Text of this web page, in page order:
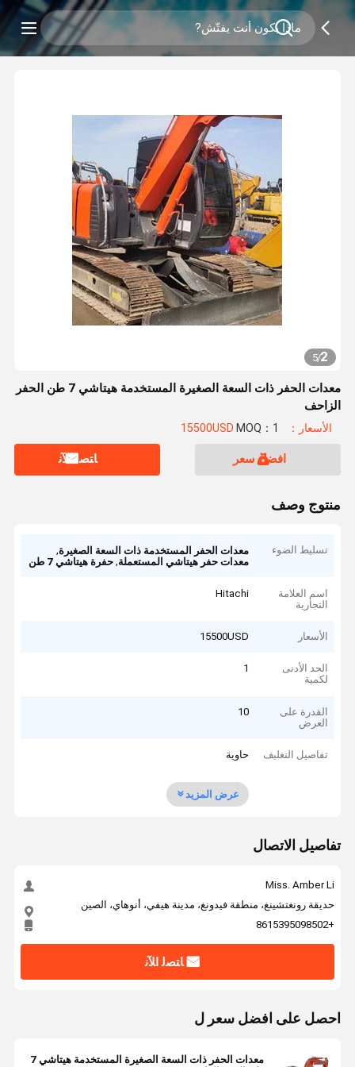
2
/
5
معدات الحفر ذات السعة الصغيرة المستخدمة هيتاشي 7 طن الحفر
الزاحف
الأسعار：15500USD MOQ：1
افضل سعر ﺎﺘﺼﻟ ﺍﻶﻧ
منتوج وصف
تسليط الضوء معدات الحفر المستخدمة ذات السعة الصغيرة,
معدات حفر هيتاشي المستعملة,حفرة هيتاشي 7 طن
اسم العلامة
التجارية
Hitachi
الأسعار 15500USD
الحد الأدنى
لكمية
1
القدرة على
العرض
10
تفاصيل التغليف حاوية
عرض المزيد
تفاصيل الاتصال
Miss. Amber Li
حديقة رونغتشينغ، منطقة فيدونغ، مدينة هيفي، أنوهاي، الصين
+8615395098502
ﺎﺘﺼﻟ ﺍﻶﻧ
احصل على افضل سعر ل
معدات الحفر ذات السعة الصغيرة المستخدمة هيتاشي 7